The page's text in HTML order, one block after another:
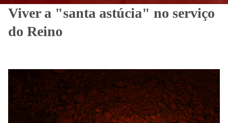
Viver a "santa astúcia" no serviço
do Reino